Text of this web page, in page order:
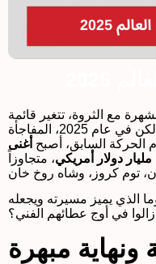
مع الثروة، تتغير قائمة
“أغنى ممثل في العالم” باستمرار. لكن في عام 2025، المفاجأة
الحركة السابق، أصبح أغنى
، متجاوزاً
الذي يميز مسيرته ويجعله
في أوج عطائهم الفني؟
ونهاية مبهرة